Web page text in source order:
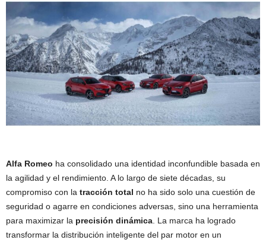
Alfa Romeo ha consolidado una identidad inconfundible basada en
la agilidad y el rendimiento. A lo largo de siete décadas, su
compromiso con la tracción total no ha sido solo una cuestión de
seguridad o agarre en condiciones adversas, sino una herramienta
para maximizar la precisión dinámica . La marca ha logrado
transformar la distribución inteligente del par motor en un